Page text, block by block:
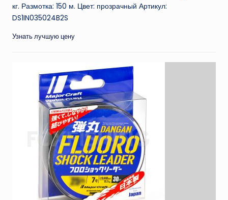
кг. Размотка: 150 м. Цвет: прозрачный Артикул:
DS1IN035024B2S
Узнать лучшую цену